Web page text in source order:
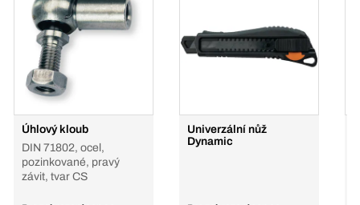
Úhlový kloub
DIN 71802, ocel,
pozinkované, pravý
závit, tvar CS
Univerzální nůž
Dynamic